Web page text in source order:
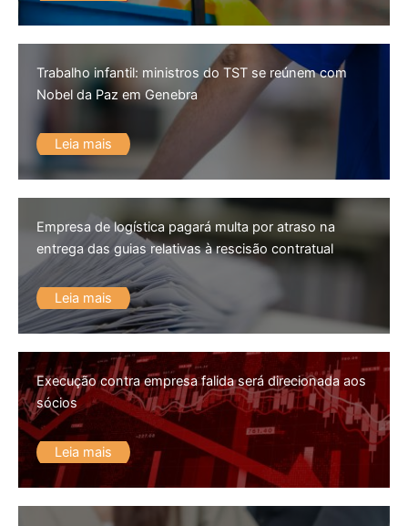
Trabalho infantil: ministros do TST se reúnem com
Nobel da Paz em Genebra
Leia mais
Empresa de logística pagará multa por atraso na
entrega das guias relativas à rescisão contratual
Leia mais
Execução contra empresa falida será direcionada aos
sócios
Leia mais